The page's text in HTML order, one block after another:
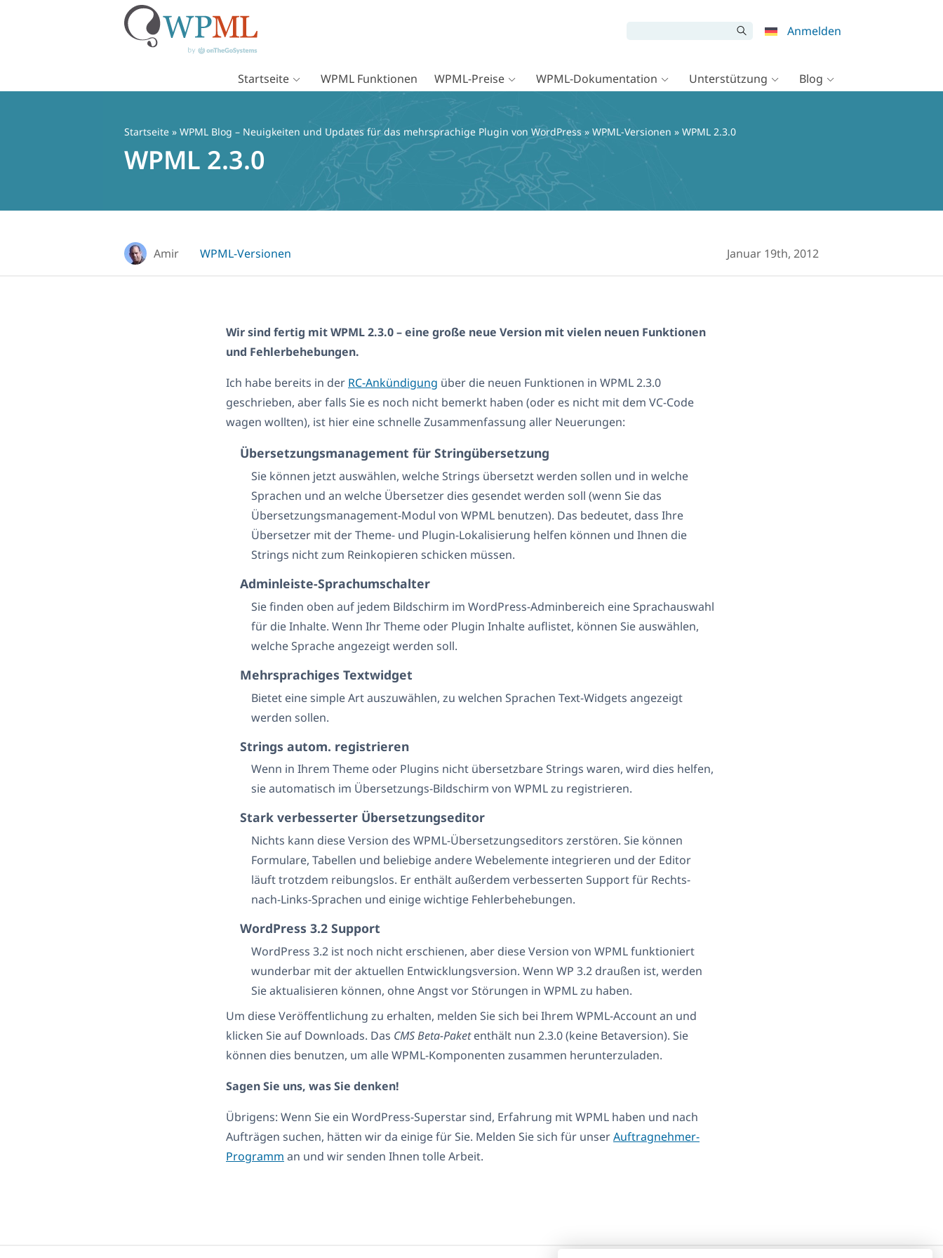
Anmelden
Startseite WPML Funktionen WPML-Preise WPML-Dokumentation Unterstützung Blog
Startseite » WPML Blog – Neuigkeiten und Updates für das mehrsprachige Plugin von WordPress» WPML-Versionen » WPML 2.3.0
WPML 2.3.0
Amir WPML-Versionen Januar 19th, 2012
Wir sind fertig mit WPML 2.3.0 – eine große neue Version mit vielen neuen Funktionen
und Fehlerbehebungen.
Ich habe bereits in der RC-Ankündigung über die neuen Funktionen in WPML 2.3.0
geschrieben, aber falls Sie es noch nicht bemerkt haben (oder es nicht mit dem VC-Code
wagen wollten), ist hier eine schnelle Zusammenfassung aller Neuerungen:
Übersetzungsmanagement für Stringübersetzung
Sie können jetzt auswählen, welche Strings übersetzt werden sollen und in welche
Sprachen und an welche Übersetzer dies gesendet werden soll (wenn Sie das
Übersetzungsmanagement-Modul von WPML benutzen). Das bedeutet, dass Ihre
Übersetzer mit der Theme- und Plugin-Lokalisierung helfen können und Ihnen die
Strings nicht zum Reinkopieren schicken müssen.
Adminleiste-Sprachumschalter
Sie finden oben auf jedem Bildschirm im WordPress-Adminbereich eine Sprachauswahl
für die Inhalte. Wenn Ihr Theme oder Plugin Inhalte auflistet, können Sie auswählen,
welche Sprache angezeigt werden soll.
Mehrsprachiges Textwidget
Bietet eine simple Art auszuwählen, zu welchen Sprachen Text-Widgets angezeigt
werden sollen.
Strings autom. registrieren
Wenn in Ihrem Theme oder Plugins nicht übersetzbare Strings waren, wird dies helfen,
sie automatisch im Übersetzungs-Bildschirm von WPML zu registrieren.
Stark verbesserter Übersetzungseditor
Nichts kann diese Version des WPML-Übersetzungseditors zerstören. Sie können
Formulare, Tabellen und beliebige andere Webelemente integrieren und der Editor
läuft trotzdem reibungslos. Er enthält außerdem verbesserten Support für Rechts-
nach-Links-Sprachen und einige wichtige Fehlerbehebungen.
WordPress 3.2 Support
WordPress 3.2 ist noch nicht erschienen, aber diese Version von WPML funktioniert
wunderbar mit der aktuellen Entwicklungsversion. Wenn WP 3.2 draußen ist, werden
Sie aktualisieren können, ohne Angst vor Störungen in WPML zu haben.
Um diese Veröffentlichung zu erhalten, melden Sie sich bei Ihrem WPML-Account an und
klicken Sie auf Downloads. Das CMS Beta-Paketenthält nun 2.3.0 (keine Betaversion). Sie
können dies benutzen, um alle WPML-Komponenten zusammen herunterzuladen.
Sagen Sie uns, was Sie denken!
Übrigens: Wenn Sie ein WordPress-Superstar sind, Erfahrung mit WPML haben und nach
Aufträgen suchen, hätten wir da einige für Sie. Melden Sie sich für unserAuftragnehmer-
Programm an und wir senden Ihnen tolle Arbeit.